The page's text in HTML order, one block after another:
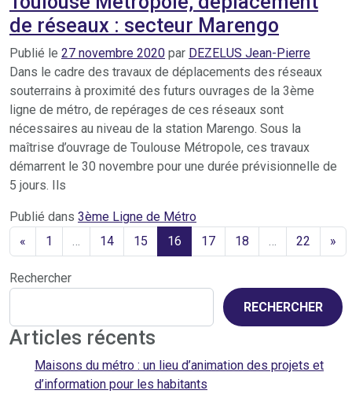
de réseaux : secteur Marengo
Publié le 27 novembre 2020 par DEZELUS Jean-Pierre
Dans le cadre des travaux de déplacements des réseaux
souterrains à proximité des futurs ouvrages de la 3ème
ligne de métro, de repérages de ces réseaux sont
nécessaires au niveau de la station Marengo. Sous la
maîtrise d’ouvrage de Toulouse Métropole, ces travaux
démarrent le 30 novembre pour une durée prévisionnelle de
5 jours. Ils
Publié dans 3ème Ligne de Métro
«
1 … 14 15 16 17 18 … 22 »
Rechercher
RECHERCHER
Articles récents
Maisons du métro : un lieu d’animation des projets et
d’information pour les habitants